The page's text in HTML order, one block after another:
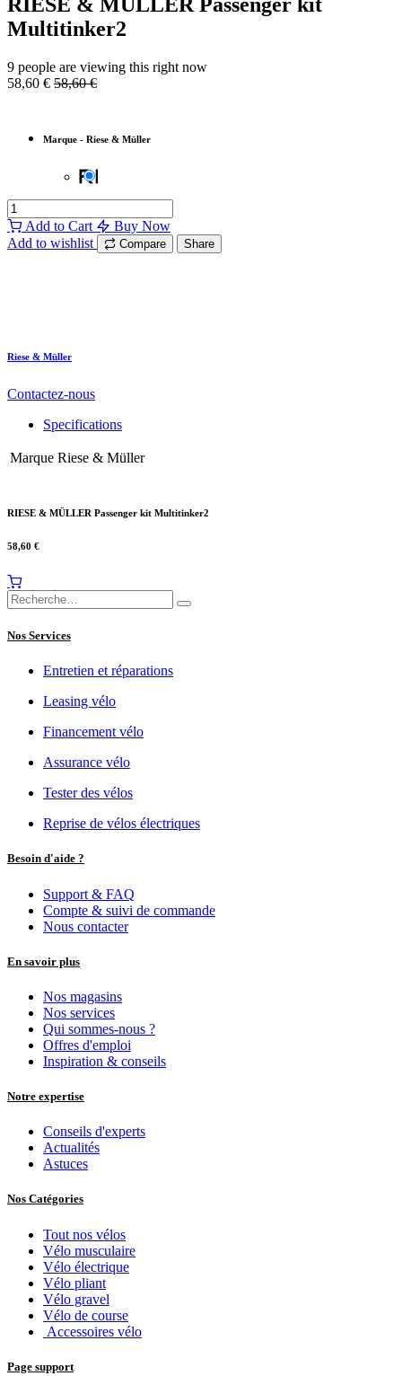
RIESE & MÜLLER Passenger kit
Multitinker2
9 people are viewing this right now
58,60 € 58,60€
Marque - Riese & Müller
Add to Cart
Buy Now
Add to wishlist
Compare Share
Riese & Müller
Contactez-nous
Specifications
Marque Riese & Müller
RIESE & MÜLLER Passenger kit Multitinker2
58,60 €
Nos Services
Entretien et réparations
Leasing vélo
Financement vélo
Assurance vélo
Tester des vélos
Reprise de vélos électriques
Besoin d'aide ?
Support & FAQ
Compte & suivi de commande
Nous contacter
En savoir plus
Nos magasins
Nos services
Qui sommes-nous ?
Offres d'emploi
Inspiration & conseils
Notre expertise
Conseils d'experts
Actualités
Astuces
Nos Catégories
Tout nos vélos
Vélo musculaire
Vélo électrique
Vélo pliant
Vélo gravel
Vélo de course
Accessoires vélo
Page support